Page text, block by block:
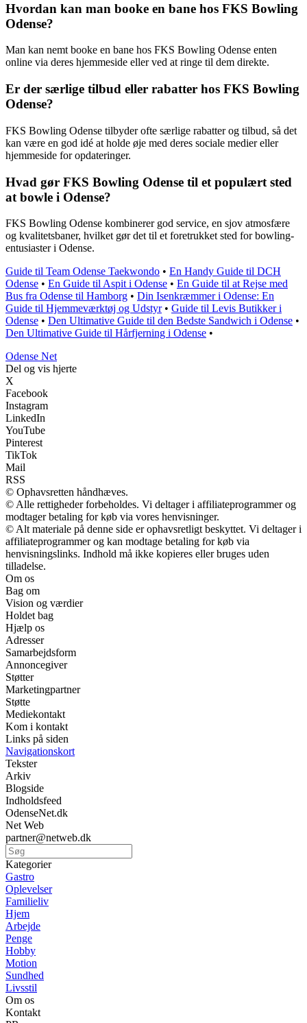
Hvordan kan man booke en bane hos FKS Bowling
Odense?
Man kan nemt booke en bane hos FKS Bowling Odense enten
online via deres hjemmeside eller ved at ringe til dem direkte.
Er der særlige tilbud eller rabatter hos FKS Bowling
Odense?
FKS Bowling Odense tilbyder ofte særlige rabatter og tilbud, så det
kan være en god idé at holde øje med deres sociale medier eller
hjemmeside for opdateringer.
Hvad gør FKS Bowling Odense til et populært sted
at bowle i Odense?
FKS Bowling Odense kombinerer god service, en sjov atmosfære
og kvalitetsbaner, hvilket gør det til et foretrukket sted for bowling-
entusiaster i Odense.
Guide til Team Odense Taekwondo • En Handy Guide til DCH
Odense • En Guide til Aspit i Odense • En Guide til at Rejse med
Bus fra Odense til Hamborg • Din Isenkræmmer i Odense: En
Guide til Hjemmeværktøj og Udstyr• Guide til Levis Butikker i
Odense • Den Ultimative Guide til den Bedste Sandwich i Odense •
Den Ultimative Guide til Hårfjerning i Odense •
Odense Net
Del og vis hjerte
X
Facebook
Instagram
LinkedIn
YouTube
Pinterest
TikTok
Mail
RSS
© Ophavsretten håndhæves.
© Alle rettigheder forbeholdes. Vi deltager i affiliateprogrammer og
modtager betaling for køb via vores henvisninger.
© Alt materiale på denne side er ophavsretligt beskyttet. Vi deltager i
affiliateprogrammer og kan modtage betaling for køb via
henvisningslinks. Indhold må ikke kopieres eller bruges uden
tilladelse.
Om os
Bag om
Vision og værdier
Holdet bag
Hjælp os
Adresser
Samarbejdsform
Annoncegiver
Støtter
Marketingpartner
Støtte
Mediekontakt
Kom i kontakt
Links på siden
Navigationskort
Tekster
Arkiv
Blogside
Indholdsfeed
OdenseNet.dk
Net Web
partner@netweb.dk
Kategorier
Gastro
Oplevelser
Familieliv
Hjem
Arbejde
Penge
Hobby
Motion
Sundhed
Livsstil
Om os
Kontakt